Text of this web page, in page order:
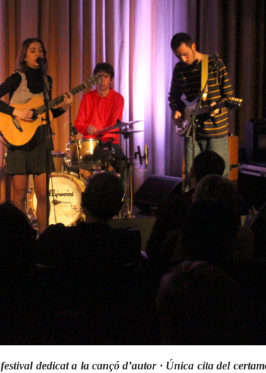
Tàrrega amb la veu de la
Jaume